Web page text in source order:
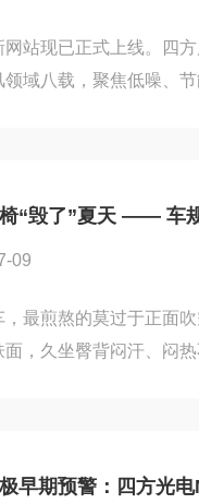
网站现已正式上线。四
领域八载，聚焦低噪、
优化浏览逻辑，打造专
“毁了”夏天 —— 车
09
，最煎熬的莫过于正面
面，久坐臀背闷汗、闷
四方光电全资子公司——